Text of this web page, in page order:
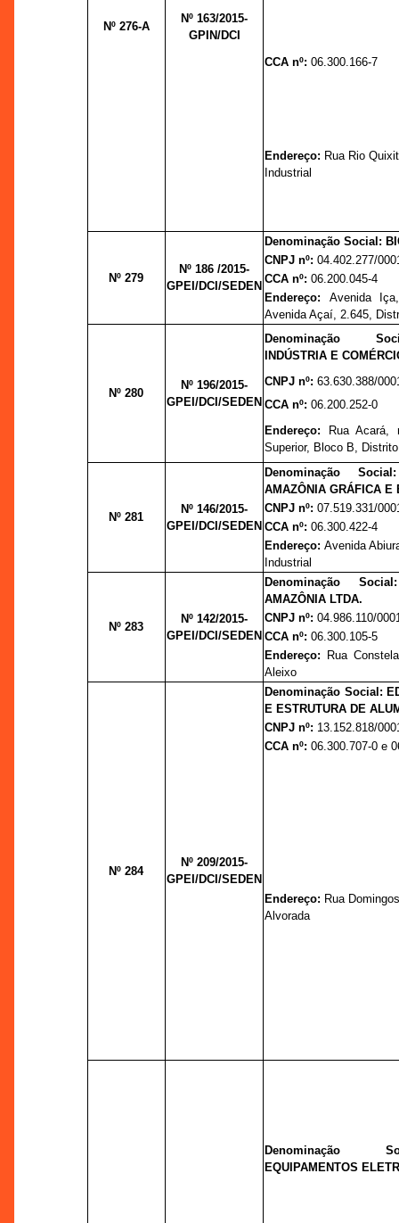
Nº 276-A
Nº 163/2015-
GPIN/DCI
CCA nº: 06.300.166-7
Endereço: Rua Rio
Industrial
Nº 279
Nº 186 /2015-
GPEI/DCI/SEDEN
Denominação Social:
CNPJ nº:04.402.277/
CCA nº: 06.200.045-4
Endereço: Avenida
Avenida Açaí, 2.645,
Nº 280
Nº 196/2015-
GPEI/DCI/SEDEN
Denominação
INDÚSTRIA E
CNPJ nº:63.630.388/
CCA nº: 06.200.252-0
Endereço:
Rua Acará,
Superior, Bloco B,
Nº 281
Nº 146/2015-
GPEI/DCI/SEDEN
Denominação
AMAZÔNIA GRÁFICA E
CNPJ nº:07.519.331/
CCA nº: 06.300.422-4
Endereço:Avenida
Industrial
Nº 283
Nº 142/2015-
GPEI/DCI/SEDEN
Denominação
AMAZÔNIA LTDA.
CNPJ nº:04.986.110/
CCA nº: 06.300.105-5
Endereço:
Rua
Aleixo
Nº 284
Nº 209/2015-
GPEI/DCI/SEDEN
Denominação Social:
E ESTRUTURA DE
CNPJ nº: 13.152.818/
CCA nº: 06.300.707-0 e
Endereço: Rua
Alvorada
Denominação
EQUIPAMENTOS